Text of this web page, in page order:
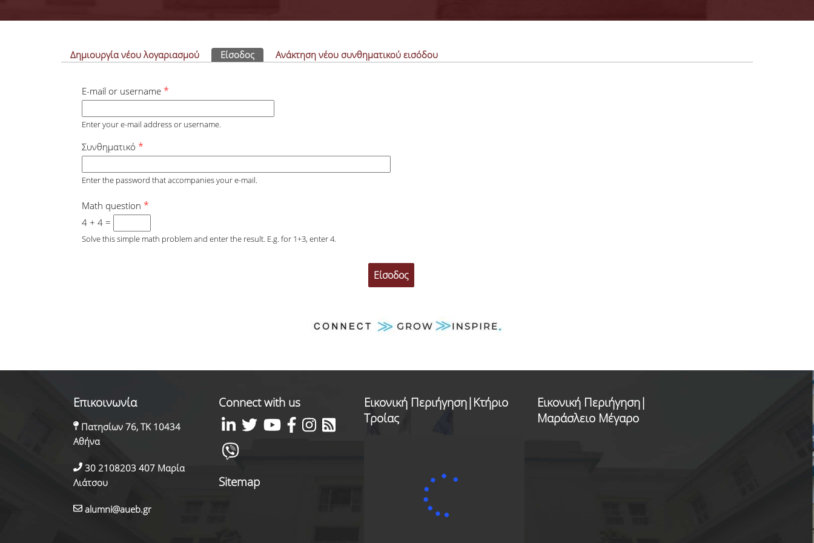
Πρωτεύουσες καρτέλες
Δημιουργία νέου λογαριασμού Είσοδος(ενεργή καρτέλα)
Ανάκτηση νέου συνθηματικού εισόδου
E-mail or username *
Enter your e-mail address or username.
Συνθηματικό *
Enter the password that accompanies your e-mail.
Math question *
4 + 4 =
Solve this simple math problem and enter the result. E.g. for 1+3, enter 4.
Επικοινωνία
Πατησίων 76, ΤΚ 10434
Αθήνα
30 2108203 407 Μαρία
Λιάτσου
alumni@aueb.gr
Connect with us
Sitemap
Εικονική Περιήγηση|Κτήριο
Τροίας
Εικονική Περιήγηση|
Μαράσλειο Μέγαρο